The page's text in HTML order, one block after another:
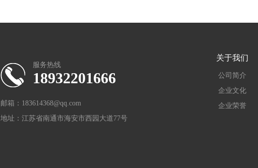
服务热线
18932201666
邮箱：183614368@qq.com
地址：江苏省南通市海安市西园大道77号
关于我们
公司简介
企业文化
企业荣誉